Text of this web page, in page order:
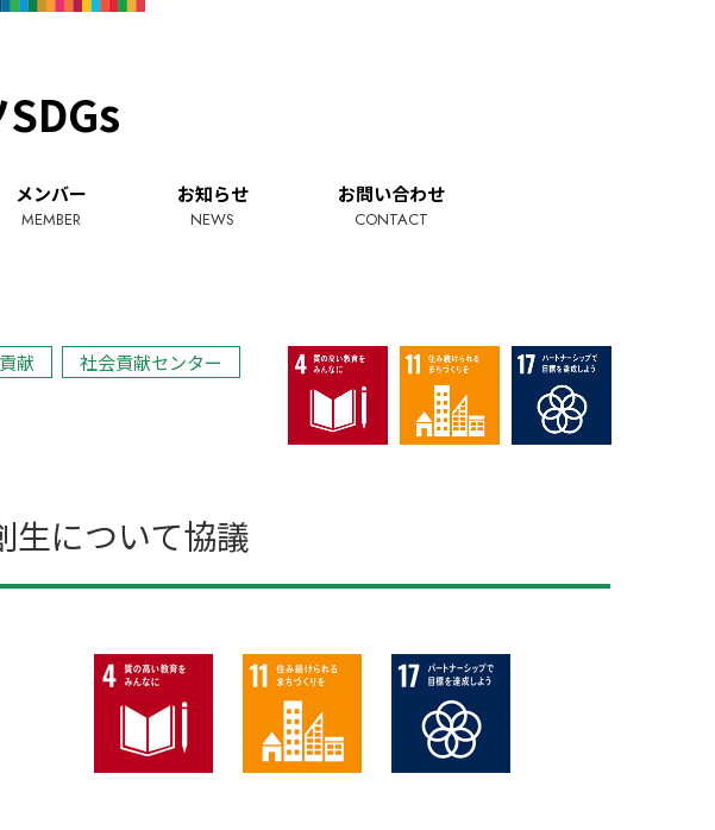
メンバー
MEMBER
お知らせ
NEWS
お問い合わせ
CONTACT
献 社会貢献センター
生について協議